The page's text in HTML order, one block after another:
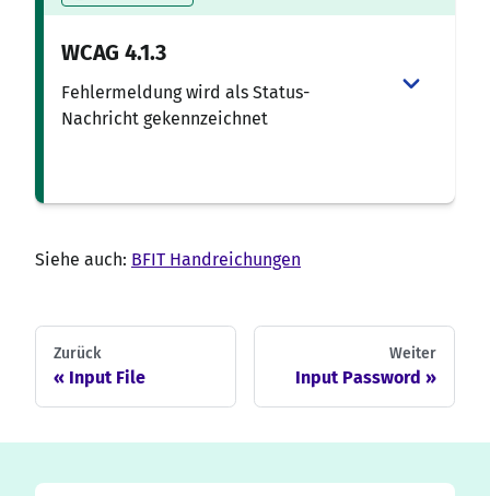
WCAG 4.1.3
Fehlermeldung wird als Status-
Nachricht gekennzeichnet
Siehe auch: BFIT Handreichungen
Zurück
Input File
Weiter
Input Password